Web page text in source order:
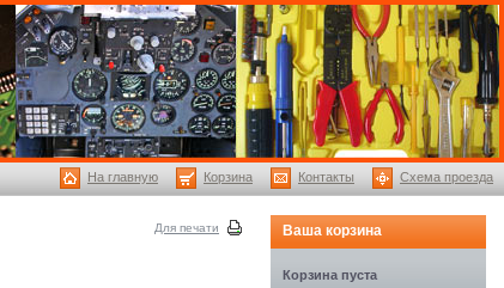
Для печати Ваша корзина
Корзина пуста
Схема проезда
Контакты
Корзина
На главную